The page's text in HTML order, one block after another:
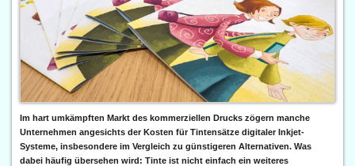
Im hart umkämpften Markt des kommerziellen Drucks zögern manche
Unternehmen angesichts der Kosten für Tintensätze digitaler Inkjet-
Systeme, insbesondere im Vergleich zu günstigeren Alternativen. Was
dabei häufig übersehen wird: Tinte ist nicht einfach ein weiteres